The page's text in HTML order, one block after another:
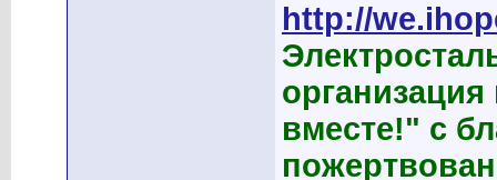
http://
вместе!" с